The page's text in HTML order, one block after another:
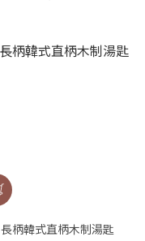
長柄韓式直柄木制湯匙